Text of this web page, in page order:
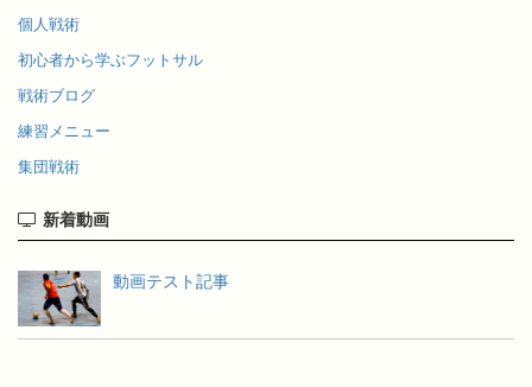
個人戦術
初心者から学ぶフットサル
戦術ブログ
練習メニュー
集団戦術
新着動画
動画テスト記事